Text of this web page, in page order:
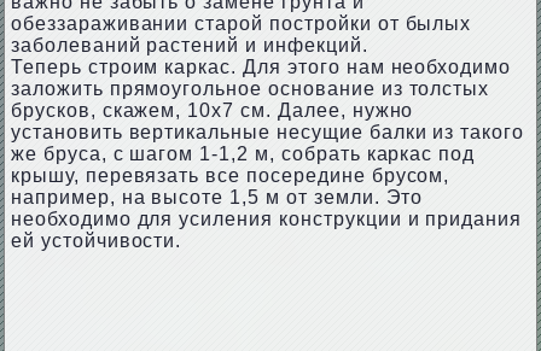
обеззараживании старой постройки от былых
заболеваний растений и инфекций.
Теперь строим каркас. Для этого нам необходимо
заложить прямоугольное основание из толстых
брусков, скажем, 10х7 см. Далее, нужно
установить вертикальные несущие балки из такого
же бруса, с шагом 1-1,2 м, собрать каркас под
крышу, перевязать все посередине брусом,
например, на высоте 1,5 м от земли. Это
необходимо для усиления конструкции и придания
ей устойчивости.